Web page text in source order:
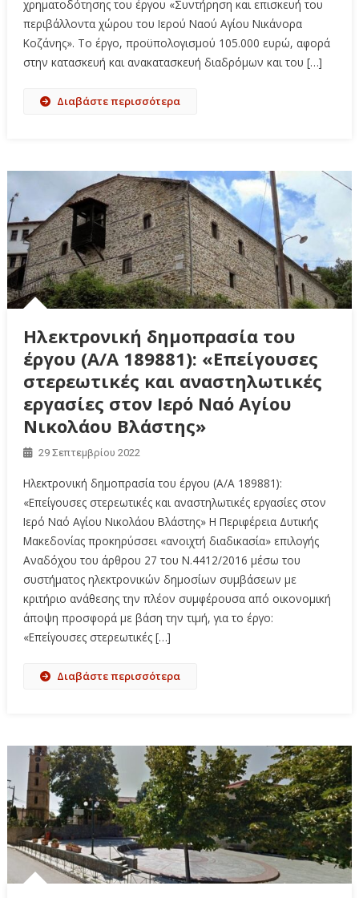
χρηματοδότησης του έργου «Συντήρηση και επισκευή του
περιβάλλοντα χώρου του Ιερού Ναού Αγίου Νικάνορα
Κοζάνης». Το έργο, προϋπολογισμού 105.000 ευρώ, αφορά
στην κατασκευή και ανακατασκευή διαδρόμων και του […]
Διαβάστε περισσότερα
Ηλεκτρονική δημοπρασία του
έργου (Α/Α 189881): «Επείγουσες
στερεωτικές και αναστηλωτικές
εργασίες στον Ιερό Ναό Αγίου
Νικολάου Βλάστης»
29 Σεπτεμβρίου 2022
Ηλεκτρονική δημοπρασία του έργου (Α/Α 189881):
«Επείγουσες στερεωτικές και αναστηλωτικές εργασίες στον
Ιερό Ναό Αγίου Νικολάου Βλάστης» Η Περιφέρεια Δυτικής
Μακεδονίας προκηρύσσει «ανοιχτή διαδικασία» επιλογής
Αναδόχου του άρθρου 27 του Ν.4412/2016 μέσω του
συστήματος ηλεκτρονικών δημοσίων συμβάσεων με
κριτήριο ανάθεσης την πλέον συμφέρουσα από οικονομική
άποψη προσφορά με βάση την τιμή, για το έργο:
«Επείγουσες στερεωτικές […]
Διαβάστε περισσότερα